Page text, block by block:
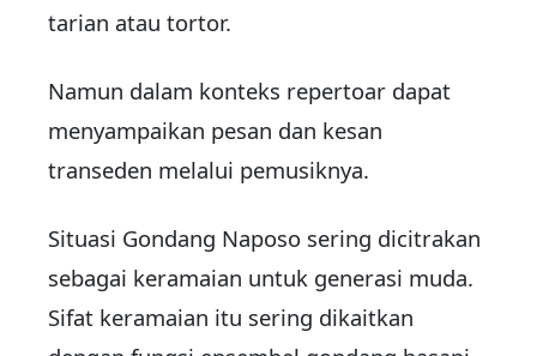
tarian atau tortor.
Namun dalam konteks repertoar dapat
menyampaikan pesan dan kesan
transeden melalui pemusiknya.
Situasi Gondang Naposo sering dicitrakan
sebagai keramaian untuk generasi muda.
Sifat keramaian itu sering dikaitkan